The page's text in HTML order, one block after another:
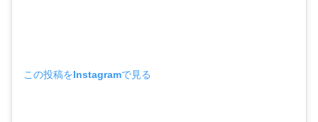
この投稿をInstagramで見る